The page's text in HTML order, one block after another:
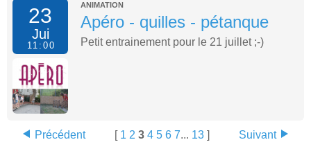
23
Jui
11:00
ANIMATION
Apéro - quilles - pétanque
Petit entrainement pour le 21 juillet ;-)
Précédent Suivant
[ 1 2 3 4 5 6 7... 13 ]